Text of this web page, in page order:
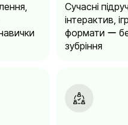
Сучасні
інтерактив,
формати ー
зубріння